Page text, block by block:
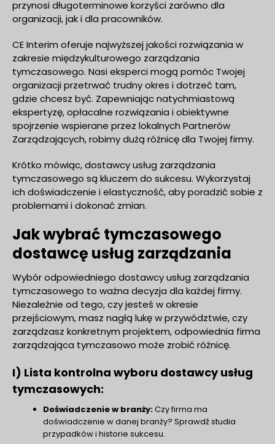
przynosi długoterminowe korzyści zarówno dla
organizacji, jak i dla pracowników.
CE Interim oferuje najwyższej jakości rozwiązania w
zakresie międzykulturowego zarządzania
tymczasowego. Nasi eksperci mogą pomóc Twojej
organizacji przetrwać trudny okres i dotrzeć tam,
gdzie chcesz być. Zapewniając natychmiastową
ekspertyzę, opłacalne rozwiązania i obiektywne
spojrzenie wspierane przez lokalnych Partnerów
Zarządzających, robimy dużą różnicę dla Twojej firmy.
Krótko mówiąc, dostawcy usług zarządzania
tymczasowego są kluczem do sukcesu. Wykorzystaj
ich doświadczenie i elastyczność, aby poradzić sobie z
problemami i dokonać zmian.
Jak wybrać tymczasowego
dostawcę usług zarządzania
Wybór odpowiedniego dostawcy usług zarządzania
tymczasowego to ważna decyzja dla każdej firmy.
Niezależnie od tego, czy jesteś w okresie
przejściowym, masz nagłą lukę w przywództwie, czy
zarządzasz konkretnym projektem, odpowiednia firma
zarządzająca tymczasowo może zrobić różnicę.
I) Lista kontrolna wyboru dostawcy usług
tymczasowych:
Doświadczenie w branży:Czy firma ma
doświadczenie w danej branży? Sprawdź studia
przypadków i historie sukcesu.